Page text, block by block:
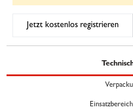
Jetzt kostenlos registrieren